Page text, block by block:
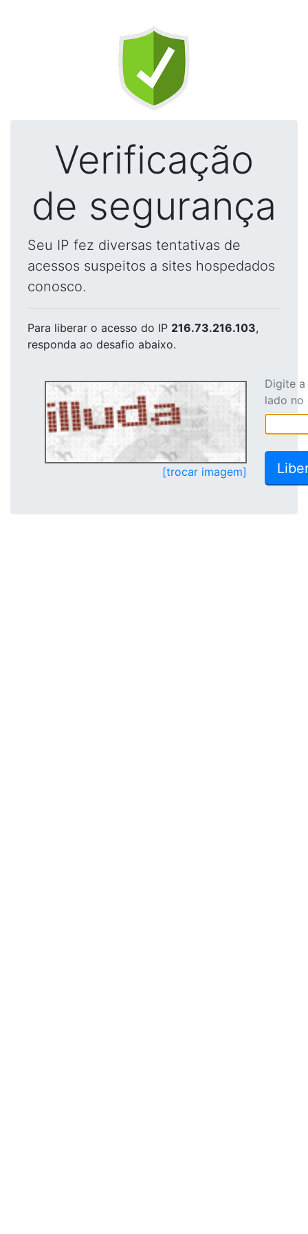
Verificação
de segurança
Seu IP fez diversas tentativas de
acessos suspeitos a sites hospedados
conosco.
Para liberar o acesso do IP 216.73.216.103,
responda ao desafio abaixo.
[trocar imagem]
Digite
lado no